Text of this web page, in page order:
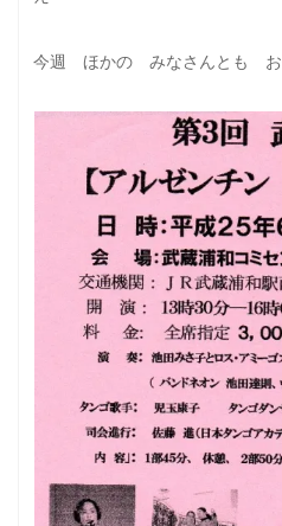
今週 ほかの みなさんとも お